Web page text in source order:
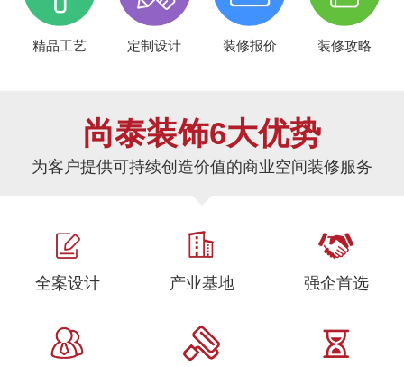
精品工艺 定制设计 装修报价 装修攻略
尚泰装饰6大优势
为客户提供可持续创造价值的商业空间装修服务
全案设计 产业基地 强企首选